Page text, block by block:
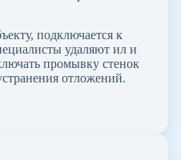
подключается к
удаляют ил и
промывку стенок
отложений.